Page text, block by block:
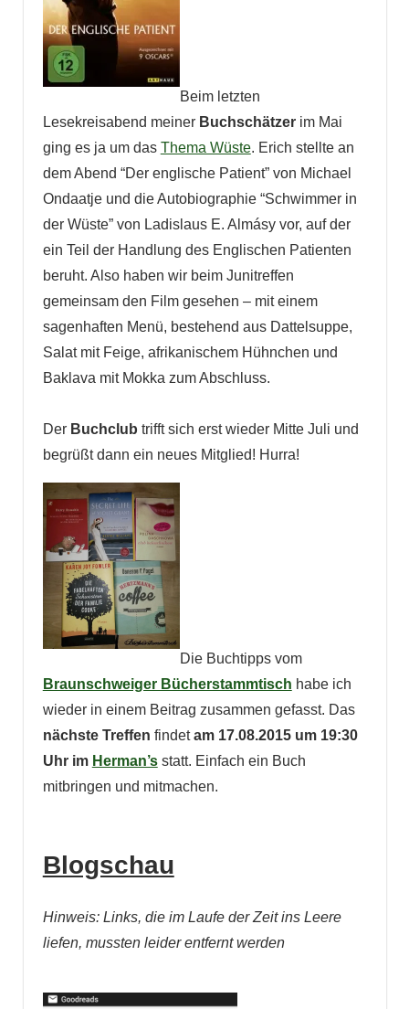
Beim letzten
Lesekreisabend meiner Buchschätzerim Mai
ging es ja um das Thema Wüste. Erich stellte an
dem Abend “Der englische Patient” von Michael
Ondaatje und die Autobiographie “Schwimmer in
der Wüste” von Ladislaus E. Almásy vor, auf der
ein Teil der Handlung des Englischen Patienten
beruht. Also haben wir beim Junitreffen
gemeinsam den Film gesehen – mit einem
sagenhaften Menü, bestehend aus Dattelsuppe,
Salat mit Feige, afrikanischem Hühnchen und
Baklava mit Mokka zum Abschluss.
Der Buchclub trifft sich erst wieder Mitte Juli und
begrüßt dann ein neues Mitglied! Hurra!
Die Buchtipps vom
Braunschweiger Bücherstammtisch habe ich
wieder in einem Beitrag zusammen gefasst. Das
nächste Treffen findetam 17.08.2015 um 19:30
Uhr im Herman’s statt. Einfach ein Buch
mitbringen und mitmachen.
Blogschau
Hinweis: Links, die im Laufe der Zeit ins Leere
liefen, mussten leider entfernt werden